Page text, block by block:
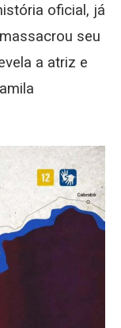
oficial, já
seu
a atriz e